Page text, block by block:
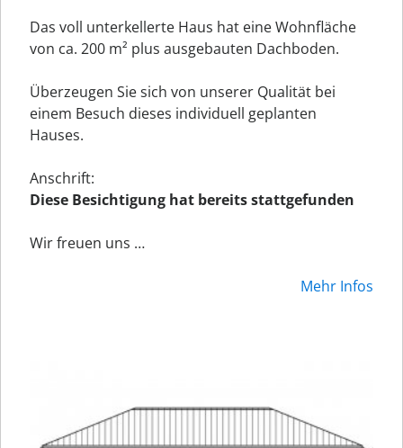
Das voll unterkellerte Haus hat eine Wohnfläche
von ca. 200 m² plus ausgebauten Dachboden.
Überzeugen Sie sich von unserer Qualität bei
einem Besuch dieses individuell geplanten
Hauses.
Anschrift:
Diese Besichtigung hat bereits stattgefunden
Wir freuen uns …
Mehr Infos